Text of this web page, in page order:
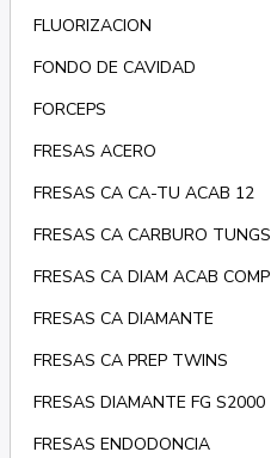
FLUORIZACION
FONDO DE CAVIDAD
FORCEPS
FRESAS ACERO
FRESAS CA CA-TU ACAB 12
FRESAS CA CARBURO TUNGS
FRESAS CA DIAM ACAB COMP
FRESAS CA DIAMANTE
FRESAS CA PREP TWINS
FRESAS DIAMANTE FG S2000
FRESAS ENDODONCIA